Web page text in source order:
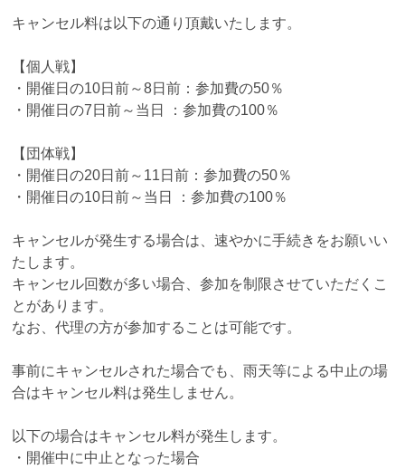
キャンセル料は以下の通り頂戴いたします。
【個人戦】
・開催日の10日前～8日前：参加費の50％
・開催日の7日前～当日 ：参加費の100％
【団体戦】
・開催日の20日前～11日前：参加費の50％
・開催日の10日前～当日 ：参加費の100％
キャンセルが発生する場合は、速やかに手続きをお願いい
たします。
キャンセル回数が多い場合、参加を制限させていただくこ
とがあります。
なお、代理の方が参加することは可能です。
事前にキャンセルされた場合でも、雨天等による中止の場
合はキャンセル料は発生しません。
以下の場合はキャンセル料が発生します。
・開催中に中止となった場合